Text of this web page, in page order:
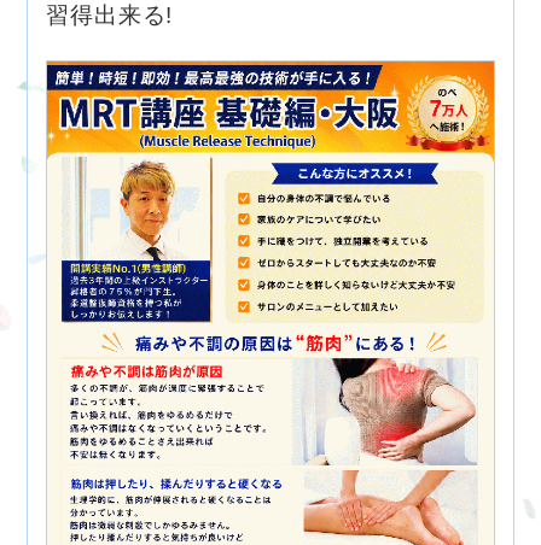
習得出来る!